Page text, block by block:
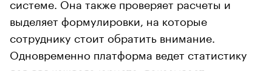
выделяет формулировки, на которые
сотруднику стоит обратить внимание.
Одновременно платформа ведет статистику